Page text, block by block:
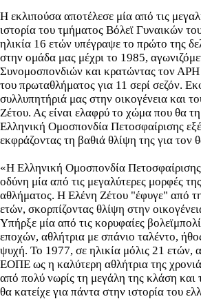
Η εκλιπούσα αποτέλεσε μία από τις
ιστορία του τμήματος Βόλεϊ Γυναικών
ηλικία 16 ετών υπέγραψε το πρώτο της
στην ομάδα μας μέχρι το 1985,
Συνομοσπονδιών και κρατώντας τον
του πρωταθλήματος για 11 σερί σεζόν.
συλλυπητήριά μας στην οικογένεια και
Ζέτου. Ας είναι ελαφρύ το χώμα που θα
Ελληνική Ομοσπονδία Πετοσφαίρισης
εκφράζοντας τη βαθιά θλίψη της για τον
«Η Ελληνική Ομοσπονδία
οδύνη μία από τις μεγαλύτερες μορφές
αθλήματος. Η Ελένη Ζέτου "έφυγε" από
ετών, σκορπίζοντας θλίψη στην
Υπήρξε μία από τις κορυφαίες
εποχών, αθλήτρια με σπάνιο ταλέντο,
ψυχή. Το 1977, σε ηλικία μόλις 21 ετών,
ΕΟΠΕ ως η καλύτερη αθλήτρια της
από πολύ νωρίς τη μεγάλη της κλάση και
θα κατείχε για πάντα στην ιστορία του